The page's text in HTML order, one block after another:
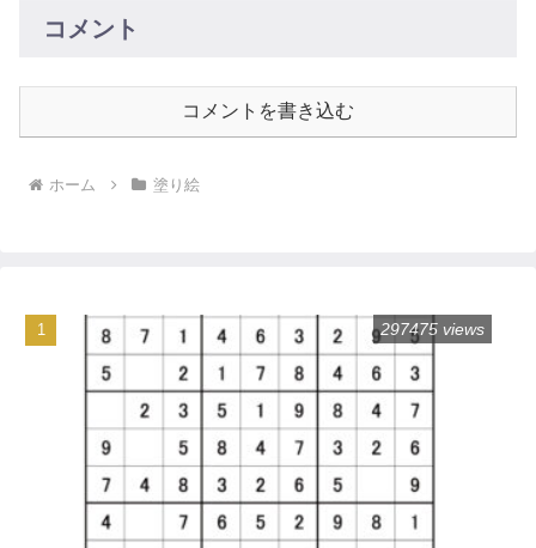
コメント
コメントを書き込む
ホーム 塗り絵
297475 views